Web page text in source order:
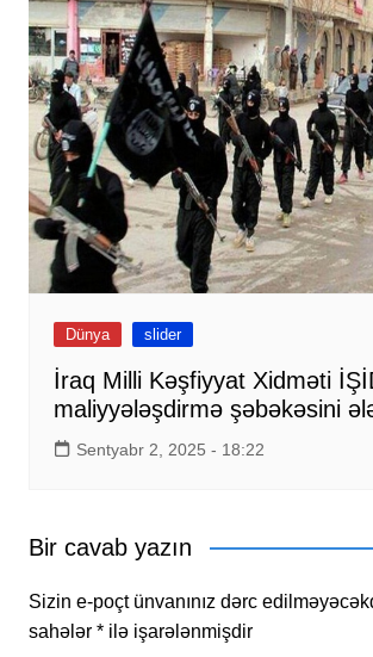
Dünya slider
İraq Milli Kəşfiyyat Xidməti
maliyyələşdirmə şəbəkəsini
Sentyabr 2, 2025 - 18:22
Bir cavab yazın
Sizin e-poçt ünvanınız dərc
sahələr *ilə işarələnmişdir